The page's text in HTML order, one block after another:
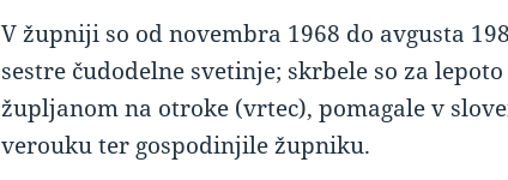
V župniji so od novembra 1968 do avgusta
sestre čudodelne svetinje; skrbele so za
župljanom na otroke (vrtec), pomagale v
verouku ter gospodinjile župniku.